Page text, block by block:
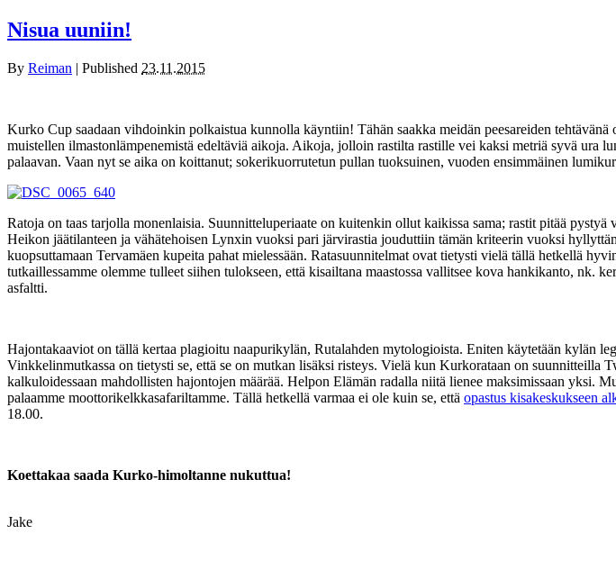
Nisua uuniin!
By Reiman | Published 23.11.2015
Kurko Cup saadaan vihdoinkin polkaistua kunnolla käyntiin! Tähän saakka meidän peesareiden
muistellen ilmastonlämpenemistä edeltäviä aikoja. Aikoja, jolloin rastilta rastille vei kaksi metriä syvä
palaavan. Vaan nyt se aika on koittanut; sokerikuorrutetun pullan tuoksuinen, vuoden ensimmäinen
Ratoja on taas tarjolla monenlaisia. Suunnitteluperiaate on kuitenkin ollut kaikissa sama; rastit pitää
Heikon jäätilanteen ja vähätehoisen Lynxin vuoksi pari järvirastia jouduttiin tämän kriteerin vuoksi
kuopsuttamaan Tervamäen kupeita pahat mielessään. Ratasuunnitelmat ovat tietysti vielä tällä hetkellä
tutkaillessamme olemme tulleet siihen tulokseen, että kisailtana maastossa vallitsee kova hankikanto, nk.
asfaltti.
Hajontakaaviot on tällä kertaa plagioitu naapurikylän, Rutalahden mytologioista. Eniten käytetään kylän
Vinkkelinmutkassa on tietysti se, että se on mutkan lisäksi risteys. Vielä kun Kurkorataan on
kalkuloidessaan mahdollisten hajontojen määrää. Helpon Elämän radalla niitä lienee maksimissaan yksi.
palaamme moottorikelkkasafariltamme. Tällä hetkellä varmaa ei ole kuin se, että opastus kisakeskukseen
18.00.
Koettakaa saada Kurko-himoltanne nukuttua!
Jake